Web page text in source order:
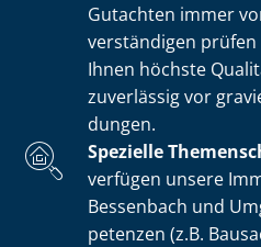
Gutachten immer
ver­stän­di­gen
Ihnen höchste
zuverlässig vor
dun­gen.
Spezielle
verfügen unsere
Bessenbach und
pe­ten­zen (z.B.